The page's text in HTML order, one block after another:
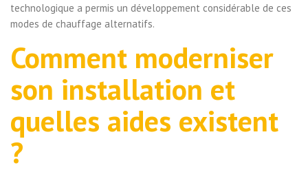
technologique a permis un développement considérable de ces
modes de chauffage alternatifs.
Comment moderniser
son installation et
quelles aides existent
?